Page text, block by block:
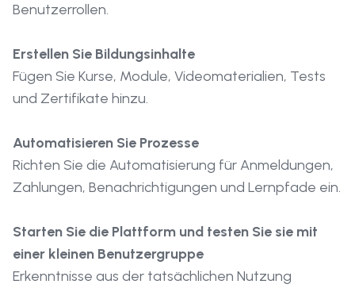
Benutzerrollen.
Erstellen Sie Bildungsinhalte
Fügen Sie Kurse, Module, Videomaterialien, Tests
und Zertifikate hinzu.
Automatisieren Sie Prozesse
Richten Sie die Automatisierung für Anmeldungen,
Zahlungen, Benachrichtigungen und Lernpfade ein.
Starten Sie die Plattform und testen Sie sie mit
einer kleinen Benutzergruppe
Erkenntnisse aus der tatsächlichen Nutzung